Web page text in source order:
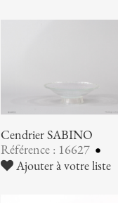
Cendrier SABINO
Référence : 16627
Ajouter à votre liste